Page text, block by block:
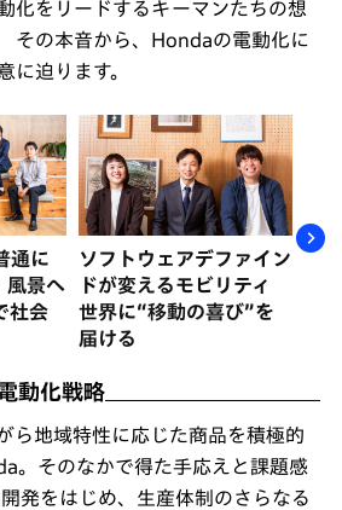
化をリードするキーマンたちの想
その本音から、Hondaの電動化に
に迫ります。
通に
風景へ
社会
ソフトウェアデファイン
ドが変えるモビリティ
世界に“移動の喜び”を
届ける
未
動化戦略
ら地域特性に応じた商品を積極的
。そのなかで得た手応えと課題感
発をはじめ、生産体制のさらなる